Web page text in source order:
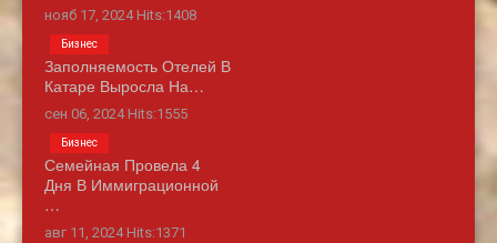
нояб 17, 2024 Hits:1408
Заполняемость Отелей В
Катаре Выросла На…
сен 06, 2024 Hits:1555
Бизнес
Семейная Провела 4
Дня В Иммиграционной
…
авг 11, 2024 Hits:1371
Бизнес